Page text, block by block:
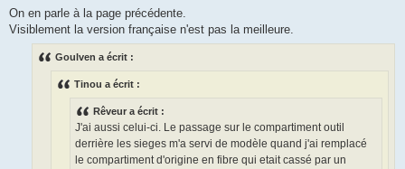
s
s
On en parle à la page précédente.
Visiblement la version française n'est pas la meilleure.
Goulven a écrit :
Tinou a écrit :
Rêveur a écrit :
J'ai aussi celui-ci. Le passage sur le compartiment outil
derrière les sieges m'a servi de modèle quand j'ai remplacé
le compartiment d'origine en fibre qui etait cassé par un